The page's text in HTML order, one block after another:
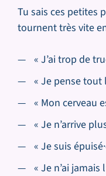
Tu sais ces petites
tournent très vite
« J’ai trop de
« Je pense tout
« Mon cerveau
« Je n’arrive
« Je suis
« Je n’ai